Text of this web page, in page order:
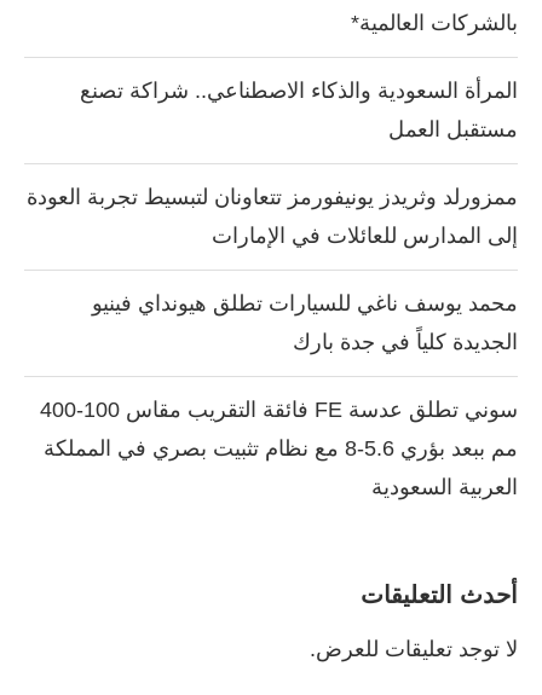
بالشركات العالمية*
المرأة السعودية والذكاء الاصطناعي.. شراكة تصنع
مستقبل العمل
ممزورلد وثريدز يونيفورمز تتعاونان لتبسيط تجربة العودة
إلى المدارس للعائلات في الإمارات
محمد يوسف ناغي للسيارات تطلق هيونداي فينيو
الجديدة كلياً في جدة بارك
سوني تطلق عدسة FE فائقة التقريب مقاس 100-400
مم ببعد بؤري 5.6-8 مع نظام تثبيت بصري في المملكة
العربية السعودية
أحدث التعليقات
لا توجد تعليقات للعرض.